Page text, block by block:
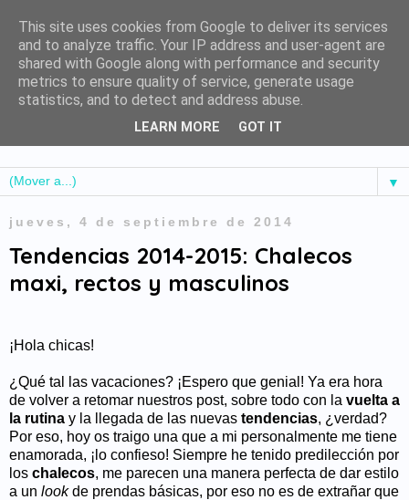
▼
jueves, 4 de septiembre de 2014
Tendencias 2014-2015: Chalecos
maxi, rectos y masculinos
¡Hola chicas!
¿Qué tal las vacaciones? ¡Espero que genial! Ya era hora
de volver a retomar nuestros post, sobre todo con la vuelta a
la rutina y la llegada de las nuevas tendencias, ¿verdad?
Por eso, hoy os traigo una que a mi personalmente me tiene
enamorada, ¡lo confieso! Siempre he tenido predilección por
los chalecos, me parecen una manera perfecta de dar estilo
a un lookde prendas básicas, por eso no es de extrañar que
This site uses cookies from Google to deliver its services
and to analyze traffic. Your IP address and user-agent are
shared with Google along with performance and security
metrics to ensure quality of service, generate usage
statistics, and to detect and address abuse.
LEARN MORE GOT IT